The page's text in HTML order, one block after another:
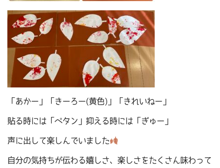
「あかー」「きーろー(黄色)」「きれいねー」
貼る時には「ペタン」抑える時には「ぎゅー」
声に出して楽しんでいました
自分の気持ちが伝わる嬉しさ、楽しさをたくさん味わって